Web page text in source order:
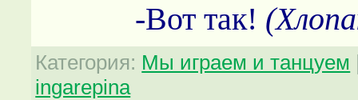
-Вот так!
Категория: Мы играем и танцуем
ingarepina